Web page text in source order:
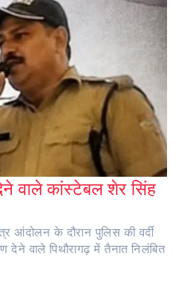
वाले कांस्टेबल शेर सिंह
आंदोलन के दौरान पुलिस की वर्दी
वाले पिथौरागढ़ में तैनात निलंबित